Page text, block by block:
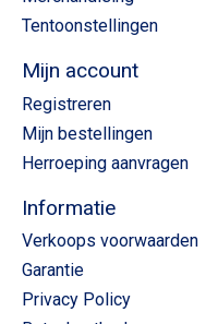
Tentoonstellingen
Mijn account
Registreren
Mijn bestellingen
Herroeping aanvragen
Informatie
Verkoops voorwaarden
Garantie
Privacy Policy